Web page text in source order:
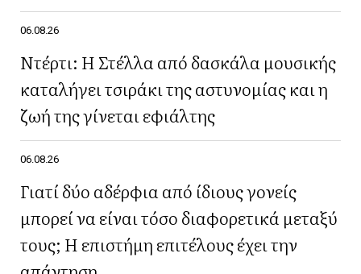
06.08.26
Ντέρτι: Η Στέλλα από δασκάλα μουσικής
καταλήγει τσιράκι της αστυνομίας και η
ζωή της γίνεται εφιάλτης
06.08.26
Γιατί δύο αδέρφια από ίδιους γονείς
μπορεί να είναι τόσο διαφορετικά μεταξύ
τους; Η επιστήμη επιτέλους έχει την